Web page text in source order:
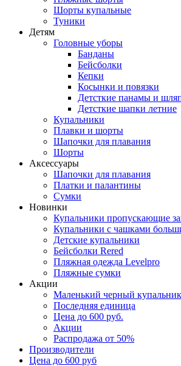
Шорты купальные
Туники
Детям
Головные уборы
Банданы
Бейсболки
Кепки
Косынки и повязки
Детсткие панамы и
Детсткие шапки летние
Купальники
Плавки и шорты
Шапочки для плавания
Шорты
Аксессуары
Шапочки для плавания
Платки и палантины
Сумки
Новинки
Купальники пропускающие
Купальники с чашками
Детские купальники
Бейсболки Rered
Пляжная одежда Levelpro
Пляжные сумки
Акции
Маленький черный купальник
Последняя единица
Цена до 600 руб.
Акции
Распродажа от 50%
Производители
Цена до 600 руб